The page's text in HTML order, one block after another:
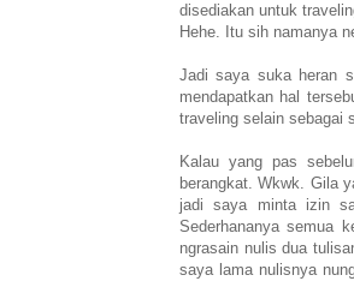
disediakan untuk
Hehe. Itu sih namanya
Jadi saya suka heran
mendapatkan hal
traveling selain sebagai
Kalau yang pas
berangkat. Wkwk. Gila
jadi saya minta izin
Sederhananya semua
ngrasain nulis dua
saya lama nulisnya